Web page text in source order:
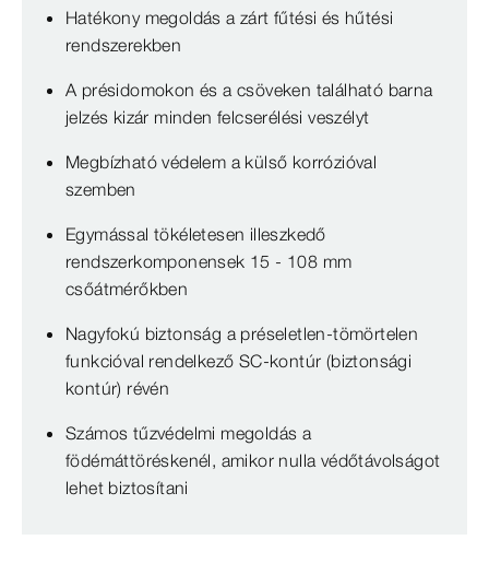
Hatékony megoldás a zárt fűtési és hűtési
rendszerekben
A présidomokon és a csöveken található barna
jelzés kizár minden felcserélési veszélyt
Megbízható védelem a külső korrózióval
szemben
Egymással tökéletesen illeszkedő
rendszerkomponensek 15 - 108 mm
csőátmérőkben
Nagyfokú biztonság a préseletlen-tömörtelen
funkcióval rendelkező SC-kontúr (biztonsági
kontúr) révén
Számos tűzvédelmi megoldás a
födémáttöréskenél, amikor nulla védőtávolságot
lehet biztosítani